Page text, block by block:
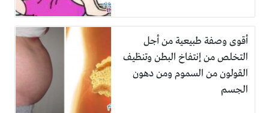
أقوى وصفة طبيعية من أجل
التخلص من إنتفاخ البطن وتنظيف
القولون من السموم ومن دهون
الجسم